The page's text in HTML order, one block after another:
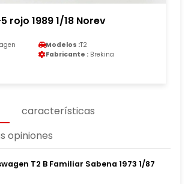
rojo 1989 1/18 Norev
Modelos :T2
Fabricante : Brekina
características
opiniones
T2 B Familiar Sabena 1973 1/87